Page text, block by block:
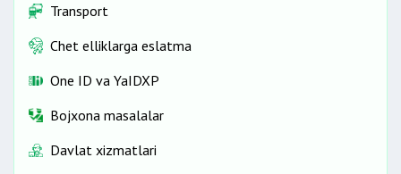
Transport
Chet elliklarga eslatma
One ID vа YaIDXP
Bojxona masalalar
Davlat xizmatlari